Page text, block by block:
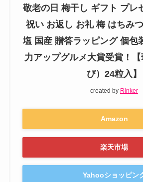
敬老の日 梅干し ギフト プレ
祝い お返し お礼 梅 はちみ
塩 国産 贈答ラッピング 個包
力アップグルメ大賞受賞！
び）24粒入】
created by Rinker
Amazon
楽天市場
Yahooショッピン